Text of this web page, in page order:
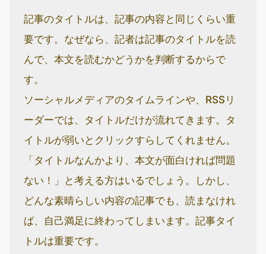
記事のタイトルは、記事の内容と同じくらい重
要です。なぜなら、記者は記事のタイトルを読
んで、本文を読むかどうかを判断するからで
す。
ソーシャルメディアのタイムラインや、RSSリ
ーダーでは、タイトルだけが流れてきます。タ
イトルが弱いとクリックすらしてくれません。
「タイトルなんかより、本文が面白ければ問題
ない！」と考える方はいるでしょう。しかし、
どんな素晴らしい内容の記事でも、読まなけれ
ば、自己満足に終わってしまいます。記事タイ
トルは重要です。